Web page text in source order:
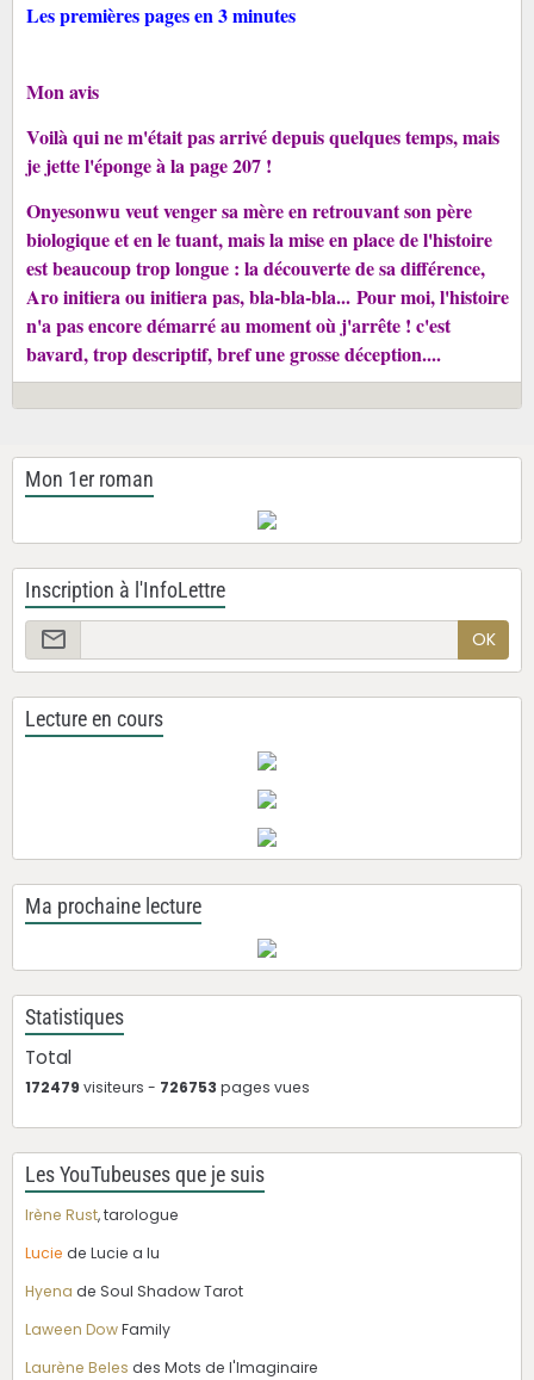
Les premières pages en 3 minutes
Mon avis
Voilà qui ne m'était pas arrivé depuis quelques temps, mais
je jette l'éponge à la page 207 !
Onyesonwu veut venger sa mère en retrouvant son père
biologique et en le tuant, mais la mise en place de l'histoire
est beaucoup trop longue : la découverte de sa différence,
Aro initiera ou initiera pas, bla-bla-bla... Pour moi, l'histoire
n'a pas encore démarré au moment où j'arrête ! c'est
bavard, trop descriptif, bref une grosse déception....
Mon 1er roman
Inscription à l'InfoLettre
OK
Lecture en cours
Ma prochaine lecture
Statistiques
Total
172479 visiteurs - 726753 pages vues
Les YouTubeuses que je suis
Irène Rust, tarologue
Lucie de Lucie a lu
Hyena de Soul Shadow Tarot
Laween DowFamily
Laurène Beles des Mots de l'Imaginaire